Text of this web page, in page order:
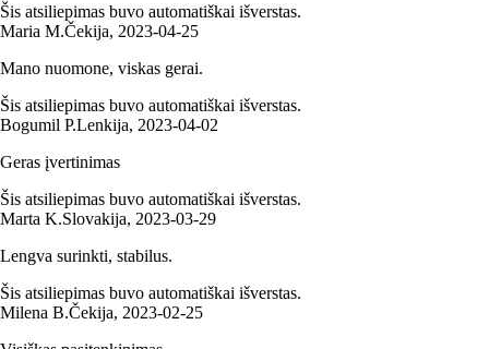
Šis atsiliepimas buvo automatiškai išverstas.
Maria M.Čekija, 2023‑04‑25
Mano nuomone, viskas gerai.
Šis atsiliepimas buvo automatiškai išverstas.
Bogumil P.Lenkija, 2023‑04‑02
Geras įvertinimas
Šis atsiliepimas buvo automatiškai išverstas.
Marta K.Slovakija, 2023‑03‑29
Lengva surinkti, stabilus.
Šis atsiliepimas buvo automatiškai išverstas.
Milena B.Čekija, 2023‑02‑25